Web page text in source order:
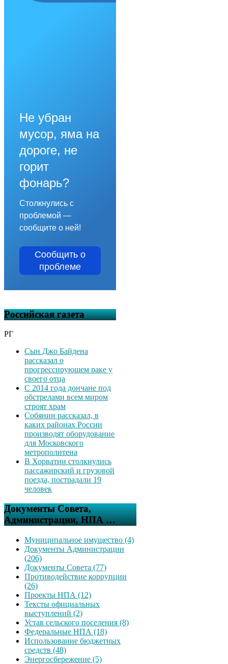
Не убран
мусор, яма на
дороге, не
горит
фонарь?
Столкнулись с
проблемой —
сообщите о ней!
Сообщить о
проблеме
Российская газета
РГ
Сын Джо Байдена
рассказал о
прогрессирующем раке у
своего отца
С 2014 года дончане под
обстрелами всем миром
строят храм
Собянин рассказал, в
каких районах России
производят оборудование
для Московского
метрополитена
В Хорватии столкнулись
пассажирский и грузовой
поезда, пострадали 19
человек
Документы Совета,
Администрации, НПА …
Муниципальное имущество (4)
Документы Администрации
(206)
Документы Совета (77)
Противодействие коррупции
(26)
Проекты НПА (12)
Тексты официальных
выступлений (2)
Устав сельского поселения (8)
Федеральные НПА (18)
Использование бюджетных
средств (48)
Энергосбережение (5)